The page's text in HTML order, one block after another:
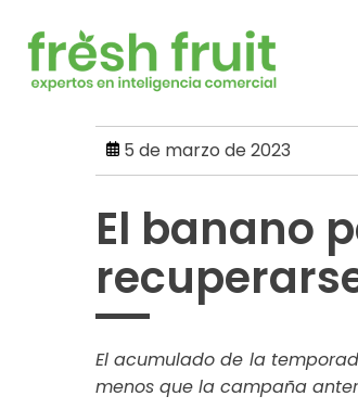
content
5 de marzo de 2023
El banano
El acumulado de la
menos que la campaña